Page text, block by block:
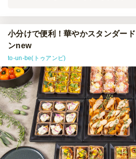
ているのもありがたかったです。少し残っ
バーに差し入れするのに、運びやすかった
お寿司よりも食べやすいとも感じました。
と思います。
小分けで便利！華やかスタンダー
ンnew
to-un-be(トゥアンビ)